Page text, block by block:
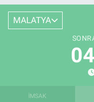
MALATYA
İMSAK